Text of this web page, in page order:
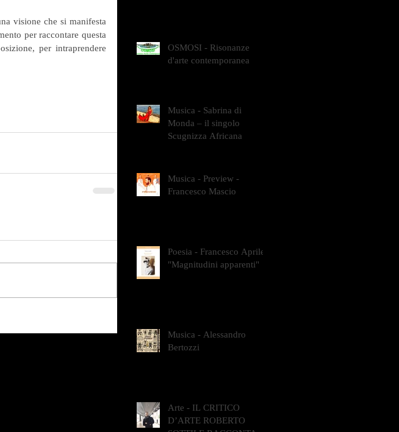
visione che si manifesta
per raccontare questa
per intraprendere
OSMOSI - Risonanze
d'arte contemporanea
Musica - Sabrina di
Monda – il singolo
Scugnizza Africana
Musica - Preview -
Francesco Mascio
Poesia - Francesco Aprile -
"Magnitudini apparenti"
Musica - Alessandro
Bertozzi
Arte - IL CRITICO
D’ARTE ROBERTO